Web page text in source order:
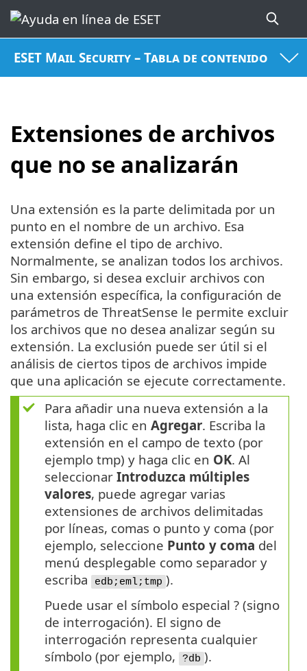
ESET Mail Security – Tabla de contenido
Extensiones de archivos
que no se analizarán
Una extensión es la parte delimitada por un
punto en el nombre de un archivo. Esa
extensión define el tipo de archivo.
Normalmente, se analizan todos los archivos.
Sin embargo, si desea excluir archivos con
una extensión específica, la configuración de
parámetros de ThreatSense le permite excluir
los archivos que no desea analizar según su
extensión. La exclusión puede ser útil si el
análisis de ciertos tipos de archivos impide
que una aplicación se ejecute correctamente.
Para añadir una nueva extensión a la
lista, haga clic en Agregar. Escriba la
extensión en el campo de texto (por
ejemplo tmp) y haga clic en OK. Al
seleccionar Introduzca múltiples
valores, puede agregar varias
extensiones de archivos delimitadas
por líneas, comas o punto y coma (por
ejemplo, seleccione Punto y coma del
menú desplegable como separador y
escriba
edb;eml;tmp ).
Puede usar el símbolo especial ? (signo
de interrogación). El signo de
interrogación representa cualquier
símbolo (por ejemplo,
?db ).